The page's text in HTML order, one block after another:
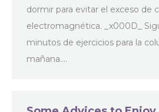
dormir para evitar el exceso de
electromagnética. _x000D_
minutos de ejercicios para la
mañana.…